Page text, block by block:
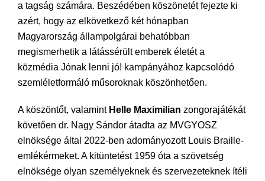
a tagság számára. Beszédében köszönetét fejezte ki
azért, hogy az elkövetkező két hónapban
Magyarország állampolgárai behatóbban
megismerhetik a látássérült emberek életét a
közmédia Jónak lenni jó! kampányához kapcsolódó
szemléletformáló műsoroknak köszönhetően.
A köszöntőt, valamint Helle Maximilian zongorajátékát
követően dr. Nagy Sándor átadta az MVGYOSZ
elnöksége által 2022-ben adományozott Louis Braille-
emlékérmeket. A kitüntetést 1959 óta a szövetség
elnöksége olyan személyeknek és szervezeteknek ítéli